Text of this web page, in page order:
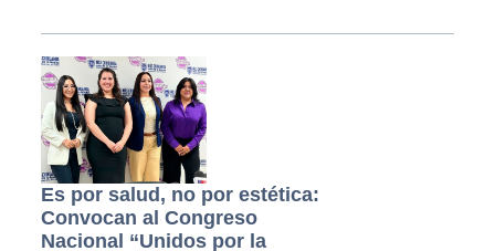
Es por salud, no por estética:
Convocan al Congreso
Nacional “Unidos por la